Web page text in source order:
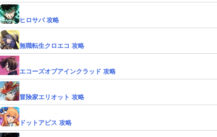
ヒロサバ 攻略
無職転生クロエコ 攻略
エコーズオブアインクラッド 攻略
冒険家エリオット 攻略
ドットアビス 攻略